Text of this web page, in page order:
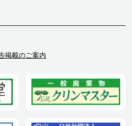
掲載のご案内